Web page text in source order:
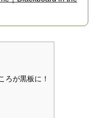
ろが黒板に！